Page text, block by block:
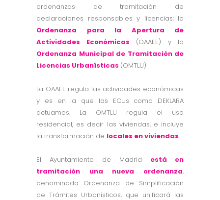
ordenanzas de tramitación de
declaraciones responsables y licencias: la
Ordenanza para la Apertura de
Actividades Económicas (OAAEE) y la
Ordenanza Municipal de Tramitación de
Licencias Urbanísticas (OMTLU)
La OAAEE regula las actividades económicas
y es en la que las ECUs como DEKLARA
actuamos. La OMTLU regula el uso
residencial, es decir las viviendas, e incluye
la transformación de locales en viviendas.
El Ayuntamiento de Madrid está en
tramitación una nueva ordenanza,
denominada Ordenanza de Simplificación
de Trámites Urbanísticos, que unificará las